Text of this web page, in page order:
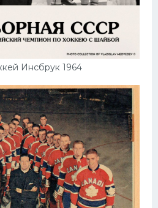
Инсбрук 1964